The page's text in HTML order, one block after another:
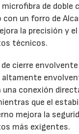
de doble
con un forro de
la precisión y
técnicos.
cierre
altamente
conexión
que el
mejora la
más exigentes.